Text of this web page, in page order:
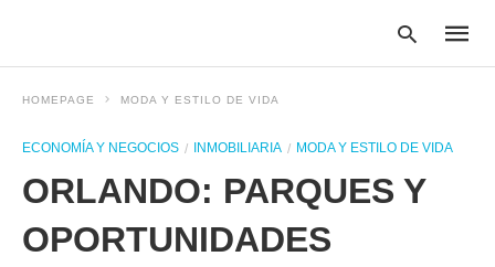
HOMEPAGE MODA Y ESTILO DE VIDA
ECONOMÍA Y NEGOCIOS INMOBILIARIA MODA Y ESTILO DE VIDA
ORLANDO: PARQUES Y
OPORTUNIDADES